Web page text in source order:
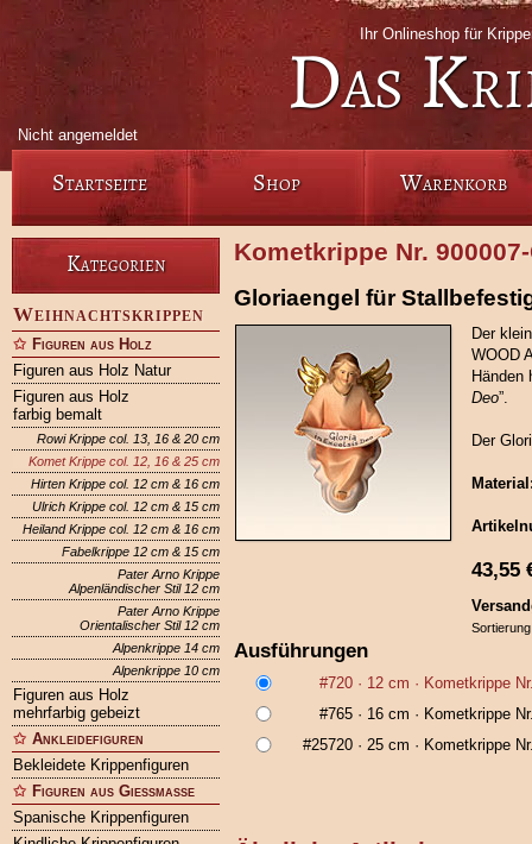
Ihr Onlineshop für
Das
Nicht angemeldet
Startseite Shop Warenkorb
Kategorien
Weihnachtskrippen
Figuren aus Holz
Figuren aus Holz Natur
Figuren aus Holz
farbig bemalt
Rowi Krippe col. 13, 16 & 20 cm
Komet Krippe col. 12, 16 & 25 cm
Hirten Krippe col. 12 cm & 16 cm
Ulrich Krippe col. 12 cm & 15 cm
Heiland Krippe col. 12 cm & 16 cm
Fabelkrippe 12 cm & 15 cm
Pater Arno Krippe
Alpenländischer Stil 12 cm
Pater Arno Krippe
Orientalischer Stil 12 cm
Alpenkrippe 14 cm
Alpenkrippe 10 cm
Figuren aus Holz
mehrfarbig gebeizt
Ankleidefiguren
Bekleidete Krippenfiguren
Figuren aus Gießmasse
Spanische Krippenfiguren
Kometkrippe Nr.
Gloriaengel für
Der
WOOD
Händen
Deo”.
Der
43,55
Ausführungen
#720 · 12 cm · Kometkrippe
#765 · 16 cm · Kometkrippe
#25720 · 25 cm · Kometkrippe